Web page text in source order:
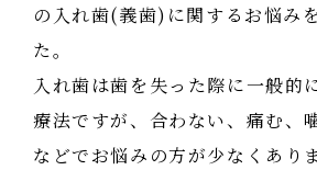
の入れ歯(義歯)に関するお悩み
た。
入れ歯は歯を失った際に一般的
療法ですが、合わない、痛む、
などでお悩みの方が少なくあり